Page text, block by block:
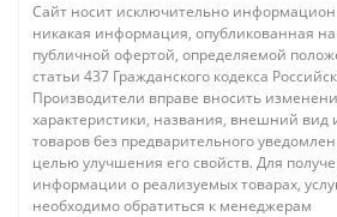
Сайт носит исключительно
никакая информация, опубликованная
публичной офертой, определяемой
статьи 437 Гражданского кодекса
Производители вправе вносить
характеристики, названия, внешний вид
товаров без предварительного
целью улучшения его свойств. Для
информации о реализуемых товарах,
необходимо обратиться к менеджерам